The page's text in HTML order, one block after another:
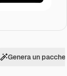
Genera un